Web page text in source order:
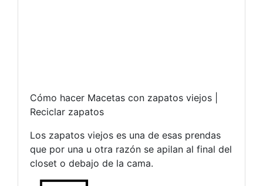
Cómo hacer Macetas con zapatos viejos |
Reciclar zapatos
Los zapatos viejos es una de esas prendas
que por una u otra razón se apilan al final del
closet o debajo de la cama.